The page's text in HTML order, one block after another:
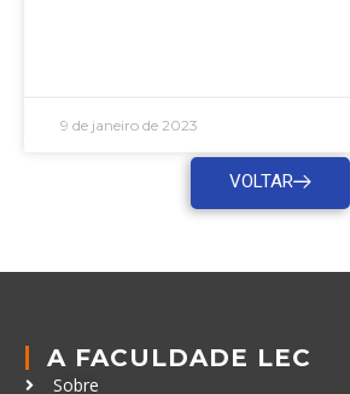
9 de janeiro de 2023
VOLTAR
A FACULDADE LEC
Sobre